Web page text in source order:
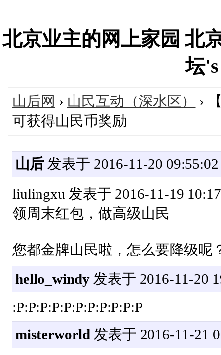
北京业主的网上家园 北
坛
山后网 › 山民互动（深水区）
›
可获得山民币奖励
山后发表于 2016-11-20 09:55:02
liulingxu 发表于 2016-11-19 10:17
领周末红包，做高级山民
您都金牌山民啦，怎么要降级呢
hello_windy发表于 2016-11-20
:P:P:P:P:P:P:P:P:P:P:P
misterworld 发表于 2016-11-21